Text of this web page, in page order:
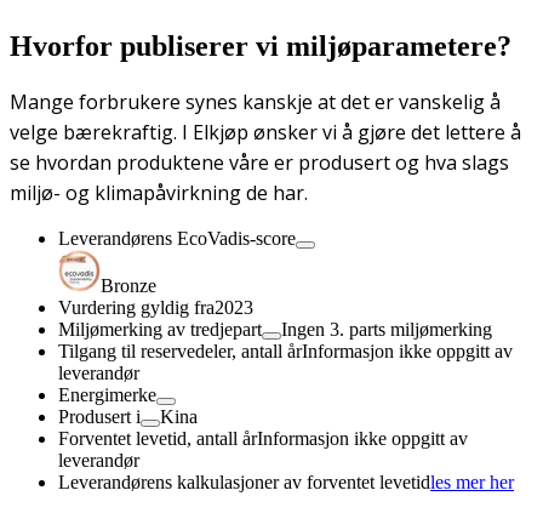
Hvorfor publiserer vi miljøparametere?
Mange forbrukere synes kanskje at det er vanskelig å
velge bærekraftig. I Elkjøp ønsker vi å gjøre det lettere å
se hvordan produktene våre er produsert og hva slags
miljø- og klimapåvirkning de har.
Leverandørens EcoVadis-score
Bronze
Vurdering gyldig fra2023
Miljømerking av tredjepart
Ingen 3. parts miljømerking
Tilgang til reservedeler, antall årInformasjon ikke oppgitt av
leverandør
Energimerke
Produsert i
Kina
Forventet levetid, antall årInformasjon ikke oppgitt av
leverandør
Leverandørens kalkulasjoner av forventet levetidles mer her